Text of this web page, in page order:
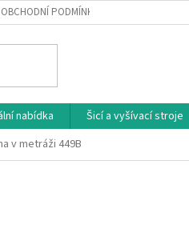
OBCHODNÍ PODMÍNKY
nabídka Šicí a vyšívací stroje
v metráži 449B